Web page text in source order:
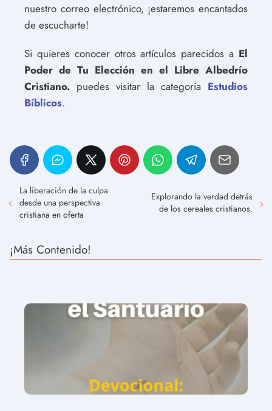
nuestro correo electrónico, ¡estaremos encantados
de escucharte!
Si quieres conocer otros artículos parecidos a El
Poder de Tu Elección en el Libre Albedrío
Cristiano. puedes visitar la categoría Estudios
Bíblicos.
La liberación de la culpa
desde una perspectiva
cristiana en oferta
Explorando la verdad detrás
de los cereales cristianos.
¡Más Contenido!